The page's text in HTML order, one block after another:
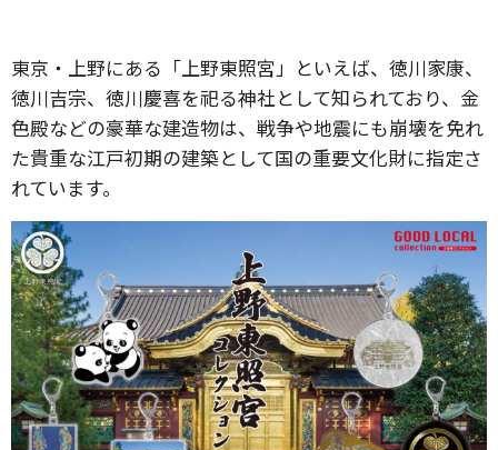
東京・上野にある「上野東照宮」といえば、徳川家康、
徳川吉宗、徳川慶喜を祀る神社として知られており、金
色殿などの豪華な建造物は、戦争や地震にも崩壊を免れ
た貴重な江戸初期の建築として国の重要文化財に指定さ
れています。